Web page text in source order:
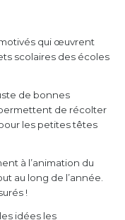
qui œuvrent
scolaires des écoles
de bonnes
de récolter
les petites têtes
à l’animation du
au long de l’année.
!
idées les